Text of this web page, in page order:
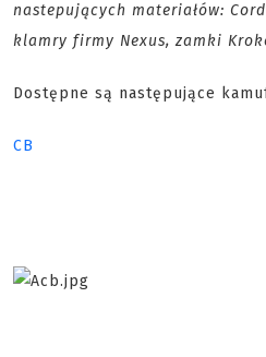
nastepujących materiałów:
klamry firmy Nexus, zamki
Dostępne są następujące
CB